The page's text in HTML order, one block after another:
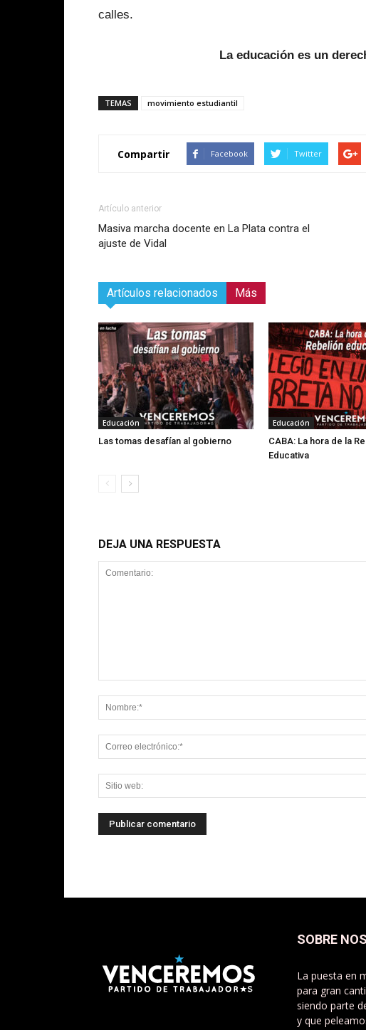
calles.
La educación es un
TEMAS movimiento estudiantil
Compartir Facebook Twitter
Artículo anterior
Masiva marcha docente en La Plata contra el
ajuste de Vidal
Artículos relacionados Más
Educación
Las tomas desafían al gobierno
Educación
CABA: La hora de la
Educativa
DEJA UNA RESPUESTA
SOBRE
La puesta en
para gran
siendo parte
y que